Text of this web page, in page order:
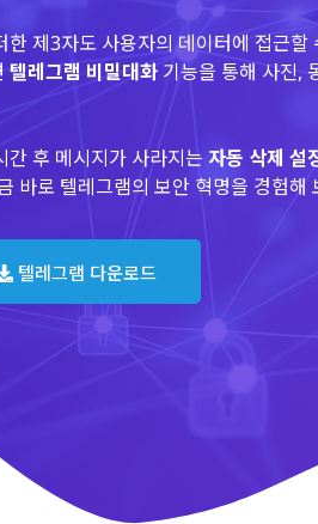
한 제3자도 사용자의 데이터에 접근
텔레그램 비밀대화 기능을 통해 사진,
간 후 메시지가 사라지는 자동 삭제 설
바로 텔레그램의 보안 혁명을 경험해
텔레그램 다운로드